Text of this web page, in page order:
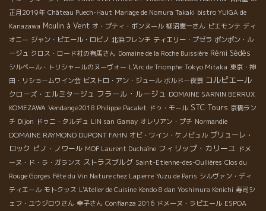
正月2019年 Château Puech-Haut Mariage de Nomura Takaki bistro YUIGA de
Kanazawa Moulin à Vent オ・プティ・ボンヌール 柳沼憲一さん ピエモンテ ディ
オニー ジャン・ピエール・ロビノ 北浜フレンチ ティエリー・プゼラ ポンポン・ル
ージュ クロス・ロード社の有馬さん Domaine de la Roche Buissière Rémi Sédès
シルベール・トリシャールのヌーヴォー L'Arc de Triomphe Tokyo Mitaka 東京・神
田・リショームワイン会 ビストロ・アン・ジュール ボルドー夜景 コルビエール
クローズ・エルミタージュ フラール・ルージュ DOMAINE SARNIN BERRUX
KOMEZAWA Vendange2018 Philippe Pacalet ドゥ・モール STC Tours 京橋ラン
チ Dijon ドゥニ・タルデュ LIN san Gamay オレリアン・プチ Normandie
DOMAINE RAYMOND DUPONT FAHN オビ・ワイン・ケノビュル プリューレ・
ロック ピノ・ノワール MOF Laurent Duchaîne フィリップ・カリーユ ドメ
ーヌ・ド・ラ・ガランス ストラスブルグ Saint-Etienne-des-Oullières Clos du
Rouge Gorges Fête du Vin Nature chez Lapierre Yuzu de Paris シルヴァン・ディ
ティエール モトクッス L'Atelier de Cuisine Kendo 8 dan Yoshimura Kenichi 寿司シ
ェフ・ユウジロウさん 幸子さん Confianza 2016 ドメーヌ・ラピエール ESPOA